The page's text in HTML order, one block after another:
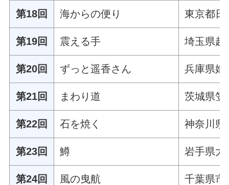
第18回 海からの便り 東京都日
第19回 震える手 埼玉県越
第20回 ずっと遥香さん 兵庫県姫
第21回 まわり道 茨城県笠
第22回 石を焼く 神奈川県
第23回 鱒 岩手県大
第24回 風の曳航 千葉県市